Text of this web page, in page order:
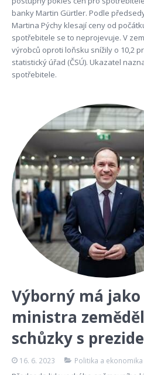
banky Martin Gürtler. Podle
Martina Pýchy klesají ceny od
spotřebitele se to neprojevuje. V
výrobců oproti loňsku snížily o 10,2
statistický úřad (ČSÚ). Ukazatel
spotřebitele.
Výborný má
ministra
schůzky s
16. 6. 2023 Politika a ekonomika